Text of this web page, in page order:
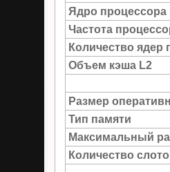
Ядро процессора
Частота
Количество ядер
Объем кэша L2
Размер
Тип памяти
Максимальный
Количество